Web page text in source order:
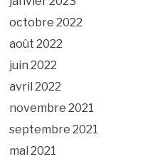
octobre 2022
août 2022
juin 2022
avril 2022
novembre 2021
septembre 2021
mai 2021